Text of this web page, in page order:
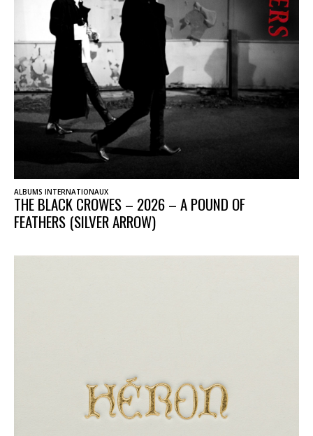
ALBUMS INTERNATIONAUX
THE BLACK CROWES – 2026 – A POUND OF
FEATHERS (SILVER ARROW)